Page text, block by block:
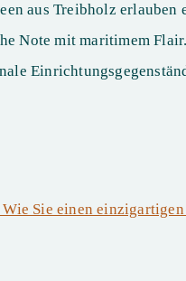
aus Treibholz
Note mit maritimem
Sie einen